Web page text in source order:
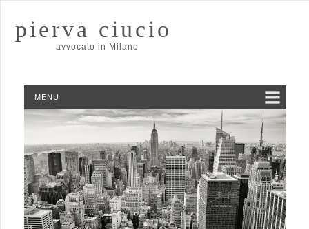
pierva ciucio
avvocato in Milano
MENU